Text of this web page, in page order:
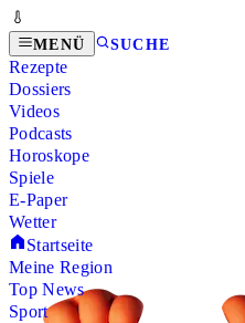
MENÜ SUCHE
Rezepte
Dossiers
Videos
Podcasts
Horoskope
Spiele
E-Paper
Wetter
Startseite
Meine Region
Top News
Sport